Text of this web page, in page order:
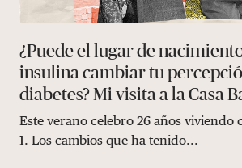
¿Puede el lugar de
insulina cambiar tu
diabetes? Mi visita a la Casa
Este verano celebro 26 años viviendo
1. Los cambios que ha tenido...